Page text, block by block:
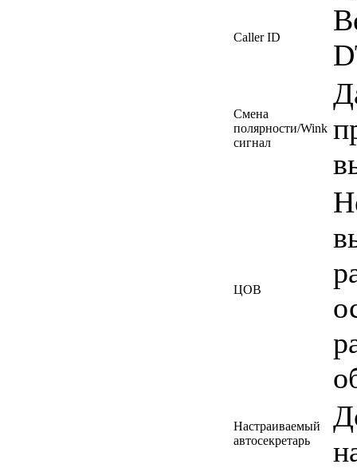
Caller ID
Смена
полярности/Wink
сигнал
ЦОВ
Настраиваемый
автосекретарь